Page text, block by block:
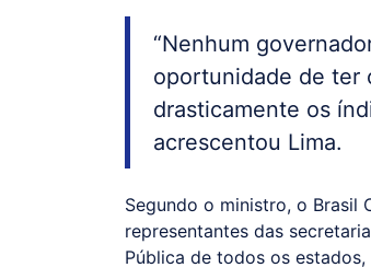
“Nenhum
oportunidade de ter
drasticamente os
acrescentou Lima.
Segundo o ministro, o Brasil
representantes das
Pública de todos os